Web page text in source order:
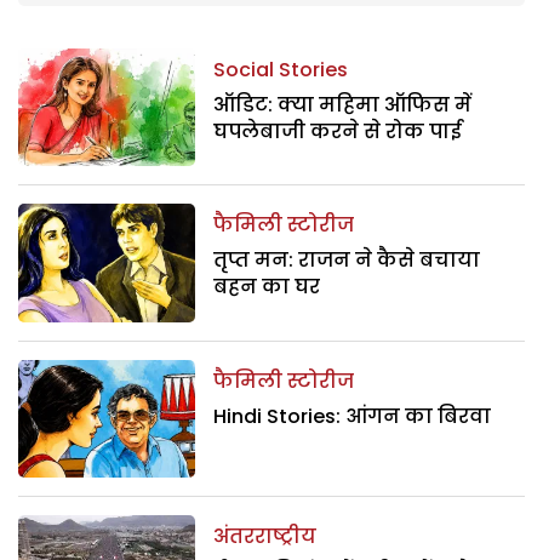
Social Stories
ऑडिट: क्या महिमा ऑफिस में
घपलेबाजी करने से रोक पाई
फैमिली स्टोरीज
तृप्त मन: राजन ने कैसे बचाया
बहन का घर
फैमिली स्टोरीज
Hindi Stories: आंगन का बिरवा
अंतरराष्ट्रीय